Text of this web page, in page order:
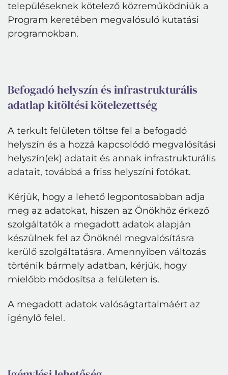
településeknek kötelező közreműködniük a
Program keretében megvalósuló kutatási
programokban.
Befogadó helyszín és infrastrukturális
adatlap kitöltési kötelezettség
A terkult felületen töltse fel a befogadó
helyszín és a hozzá kapcsolódó megvalósítási
helyszín(ek) adatait és annak infrastrukturális
adatait, továbbá a friss helyszíni fotókat.
Kérjük, hogy a lehető legpontosabban adja
meg az adatokat, hiszen az Önökhöz érkező
szolgáltatók a megadott adatok alapján
készülnek fel az Önöknél megvalósításra
kerülő szolgáltatásra. Amennyiben változás
történik bármely adatban, kérjük, hogy
mielőbb módosítsa a felületen is.
A megadott adatok valóságtartalmáért az
igénylő felel.